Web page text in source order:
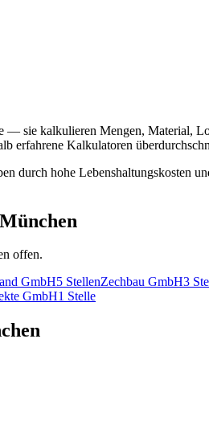
sie kalkulieren Mengen, Material,
erfahrene Kalkulatoren
durch hohe Lebenshaltungskosten
München
offen.
GmbH5 StellenZechbau GmbH3
GmbH1 Stelle